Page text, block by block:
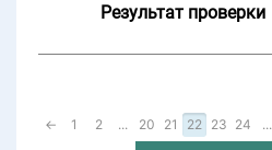
Результат проверки
← 1 2 ... 20 21 22 23 24 ...